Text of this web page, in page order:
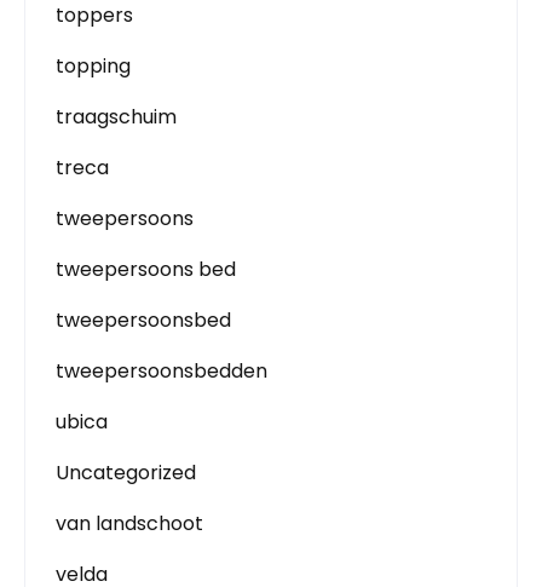
toppers
topping
traagschuim
treca
tweepersoons
tweepersoons bed
tweepersoonsbed
tweepersoonsbedden
ubica
Uncategorized
van landschoot
velda